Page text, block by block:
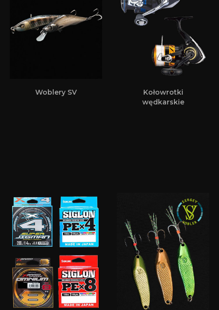
Woblery SV
Kołowrotki
wędkarskie